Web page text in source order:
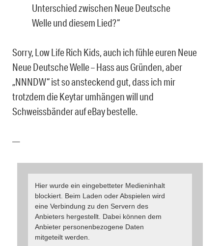
Unterschied zwischen Neue Deutsche
Welle und diesem Lied?“
Sorry, Low Life Rich Kids, auch ich fühle euren Neue
Neue Deutsche Welle – Hass aus Gründen, aber
„NNNDW“ ist so ansteckend gut, dass ich mir
trotzdem die Keytar umhängen will und
Schweissbänder auf eBay bestelle.
—
Hier wurde ein eingebetteter Medieninhalt
blockiert. Beim Laden oder Abspielen wird
eine Verbindung zu den Servern des
Anbieters hergestellt. Dabei können dem
Anbieter personenbezogene Daten
mitgeteilt werden.